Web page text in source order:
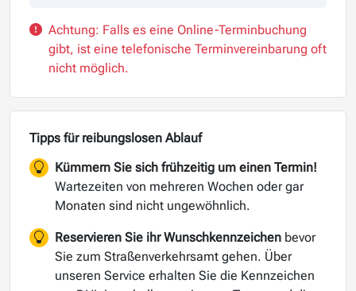
Achtung: Falls es eine Online-Terminbuchung
gibt, ist eine telefonische Terminvereinbarung oft
nicht möglich.
Tipps für reibungslosen Ablauf
Kümmern Sie sich frühzeitig um einen Termin!
Wartezeiten von mehreren Wochen oder gar
Monaten sind nicht ungewöhnlich.
Reservieren Sie ihr Wunschkennzeichen bevor
Sie zum Straßenverkehrsamt gehen. Über
unseren Service erhalten Sie die Kennzeichen